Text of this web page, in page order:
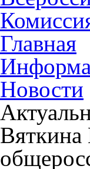
Главная
Новости
Вяткина